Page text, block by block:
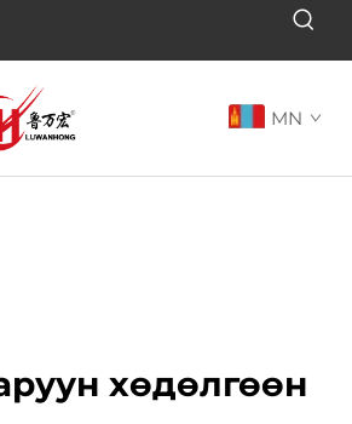
MN
хөдөлгөөн